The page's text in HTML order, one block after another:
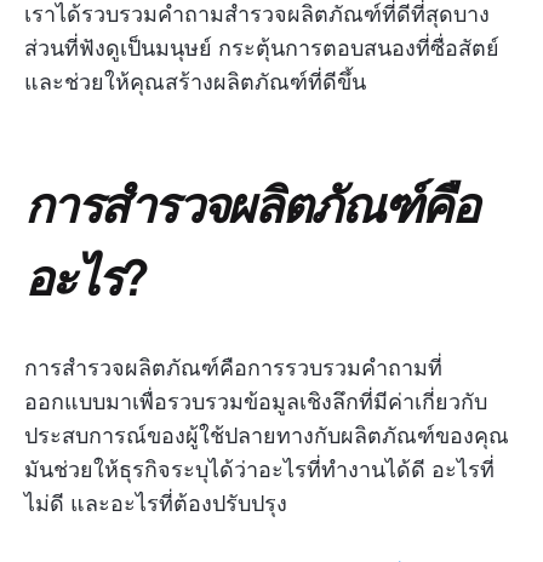
เราได้รวบรวมคำถามสำรวจผลิตภัณฑ์ที่ดีที่สุดบาง
ส่วนที่ฟังดูเป็นมนุษย์ กระตุ้นการตอบสนองที่ซื่อสัตย์
และช่วยให้คุณสร้างผลิตภัณฑ์ที่ดีขึ้น
การสำรวจผลิตภัณฑ์คือ
อะไร?
การสำรวจผลิตภัณฑ์คือการรวบรวมคำถามที่
ออกแบบมาเพื่อรวบรวมข้อมูลเชิงลึกที่มีค่าเกี่ยวกับ
ประสบการณ์ของผู้ใช้ปลายทางกับผลิตภัณฑ์ของคุณ
มันช่วยให้ธุรกิจระบุได้ว่าอะไรที่ทำงานได้ดี อะไรที่
ไม่ดี และอะไรที่ต้องปรับปรุง